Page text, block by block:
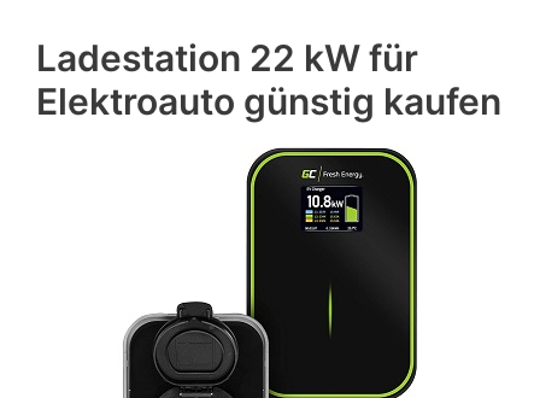
Ladestation 22 kW für
Elektroauto günstig kaufen